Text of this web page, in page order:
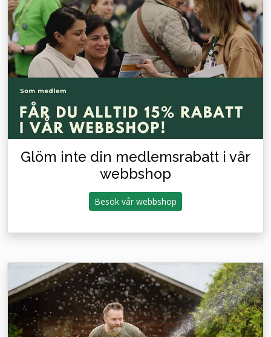
Glöm inte din medlemsrabatt i vår
webbshop
Besök vår webbshop